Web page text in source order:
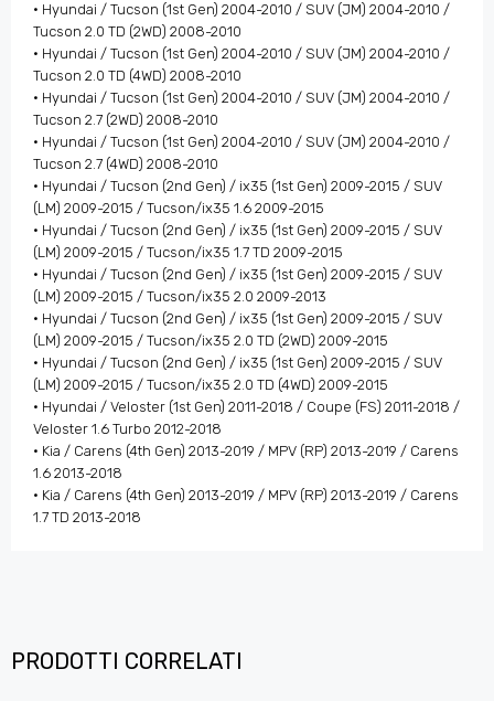
• Hyundai / Tucson (1st Gen) 2004-2010 / SUV (JM) 2004-2010 /
Tucson 2.0 TD (2WD) 2008-2010
• Hyundai / Tucson (1st Gen) 2004-2010 / SUV (JM) 2004-2010 /
Tucson 2.0 TD (4WD) 2008-2010
• Hyundai / Tucson (1st Gen) 2004-2010 / SUV (JM) 2004-2010 /
Tucson 2.7 (2WD) 2008-2010
• Hyundai / Tucson (1st Gen) 2004-2010 / SUV (JM) 2004-2010 /
Tucson 2.7 (4WD) 2008-2010
• Hyundai / Tucson (2nd Gen) / ix35 (1st Gen) 2009-2015 / SUV
(LM) 2009-2015 / Tucson/ix35 1.6 2009-2015
• Hyundai / Tucson (2nd Gen) / ix35 (1st Gen) 2009-2015 / SUV
(LM) 2009-2015 / Tucson/ix35 1.7 TD 2009-2015
• Hyundai / Tucson (2nd Gen) / ix35 (1st Gen) 2009-2015 / SUV
(LM) 2009-2015 / Tucson/ix35 2.0 2009-2013
• Hyundai / Tucson (2nd Gen) / ix35 (1st Gen) 2009-2015 / SUV
(LM) 2009-2015 / Tucson/ix35 2.0 TD (2WD) 2009-2015
• Hyundai / Tucson (2nd Gen) / ix35 (1st Gen) 2009-2015 / SUV
(LM) 2009-2015 / Tucson/ix35 2.0 TD (4WD) 2009-2015
• Hyundai / Veloster (1st Gen) 2011-2018 / Coupe (FS) 2011-2018 /
Veloster 1.6 Turbo 2012-2018
• Kia / Carens (4th Gen) 2013-2019 / MPV (RP) 2013-2019 / Carens
1.6 2013-2018
• Kia / Carens (4th Gen) 2013-2019 / MPV (RP) 2013-2019 / Carens
1.7 TD 2013-2018
PRODOTTI CORRELATI